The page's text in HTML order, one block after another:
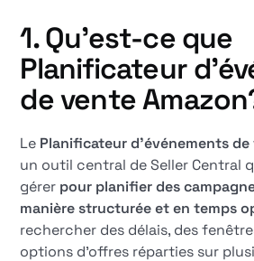
1. Qu'est-ce que
Planificateur
de vente Amazon
Le Planificateur d'événements de
un outil central de Seller Central
gérer pour planifier des
manière structurée et en temps
rechercher des délais, des
options d'offres réparties sur